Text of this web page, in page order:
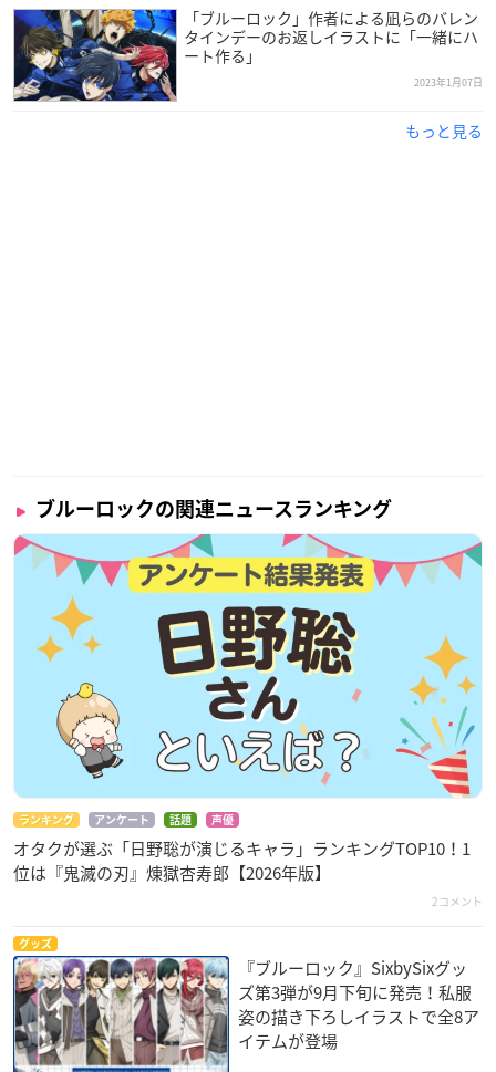
「ブルーロック」作者による凪らのバレン
タインデーのお返しイラストに「一緒にハ
ート作る」
2023年1月07日
もっと見る
ブルーロックの関連ニュースランキング
ランキング アンケート 話題 声優
オタクが選ぶ「日野聡が演じるキャラ」ランキングTOP10！1
位は『鬼滅の刃』煉󠄁獄杏寿郎【2026年版】
2コメント
グッズ
『ブルーロック』SixbySixグッ
ズ第3弾が9月下旬に発売！私服
姿の描き下ろしイラストで全8ア
イテムが登場